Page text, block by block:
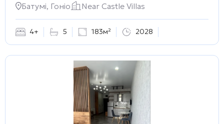
Батумі, Гоніо
Near Castle Villas
4+ 5 183м² 2028